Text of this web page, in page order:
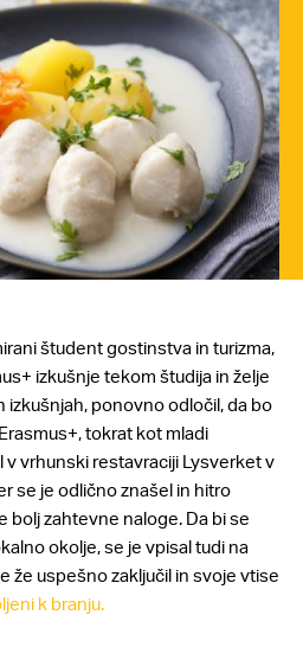
študent gostinstva in turizma,
izkušnje tekom študija in želje
ponovno odločil, da bo
tokrat kot mladi
v vrhunski restavraciji Lysverket v
se je odlično znašel in hitro
bolj zahtevne naloge. Da bi se
okolje, se je vpisal tudi na
že uspešno zaključil in svoje vtise
k branju.